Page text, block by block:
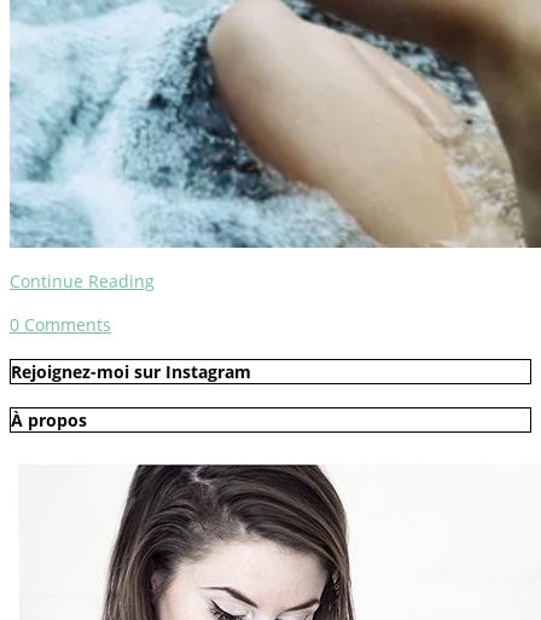
Continue Reading
0 Comments
Rejoignez-moi sur Instagram
À propos